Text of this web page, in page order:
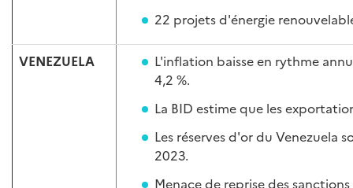
22 projets d'énergie
VENEZUELA
L'inflation baisse en rythme
4,2 %.
La BID estime que les
Les réserves d'or du Venezuela
2023.
Menace de reprise des